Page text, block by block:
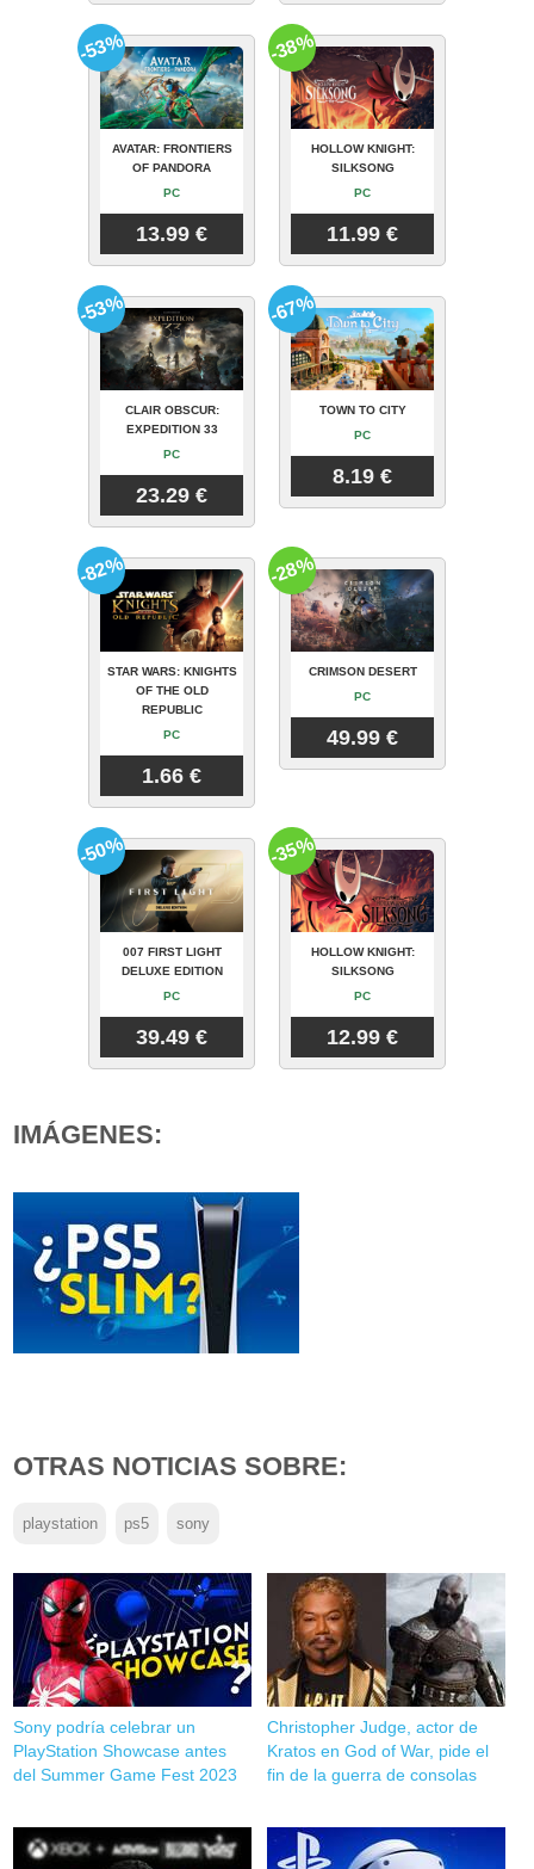
AVATAR: FRONTIERS
OF PANDORA
PC
13.99 €
-53%
HOLLOW KNIGHT:
SILKSONG
PC
11.99 €
-38%
CLAIR OBSCUR:
EXPEDITION 33
PC
23.29 €
-53%
TOWN TO CITY
PC
8.19 €
-67%
STAR WARS: KNIGHTS
OF THE OLD
REPUBLIC
PC
1.66 €
-82%
CRIMSON DESERT
PC
49.99 €
-28%
007 FIRST LIGHT
DELUXE EDITION
PC
39.49 €
-50%
HOLLOW KNIGHT:
SILKSONG
PC
12.99 €
-35%
IMÁGENES:
OTRAS NOTICIAS SOBRE:
playstation ps5 sony
Sony podría celebrar un
PlayStation Showcase antes
del Summer Game Fest 2023
Christopher Judge, actor de
Kratos en God of War, pide el
fin de la guerra de consolas